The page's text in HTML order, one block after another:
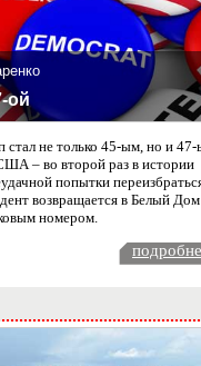
ой
стал не только 45-ым, но и
– во второй раз в истории
попытки
возвращается в Белый
номером.